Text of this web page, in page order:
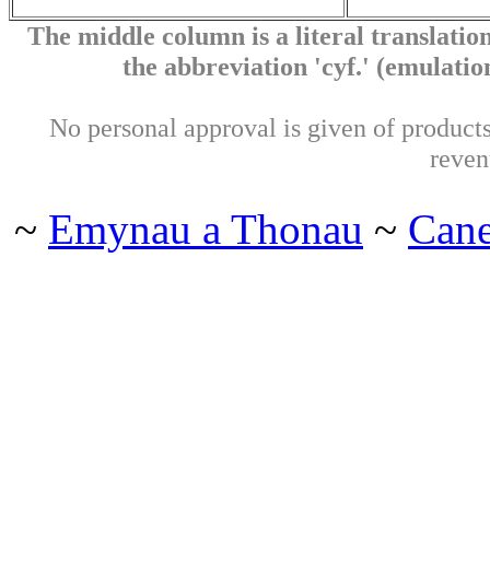
The middle column is a literal
the abbreviation 'cyf.'
No personal approval is given of
~ Emynau a Thonau ~